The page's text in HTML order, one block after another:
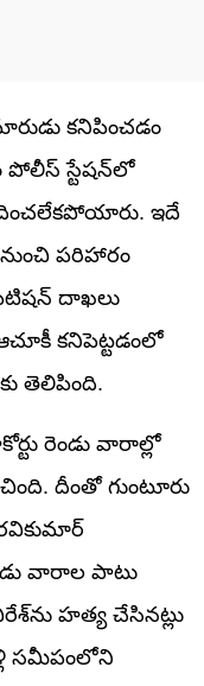
కనిపించడం
పోలీస్ స్టేషన్‌లో
ఇదే
పరిహారం
దాఖలు
కనిపెట్టడంలో
తెలిపింది.
రెండు వారాల్లో
దీంతో గుంటూరు
వారాల పాటు
హత్య చేసినట్లు
సమీపంలోని